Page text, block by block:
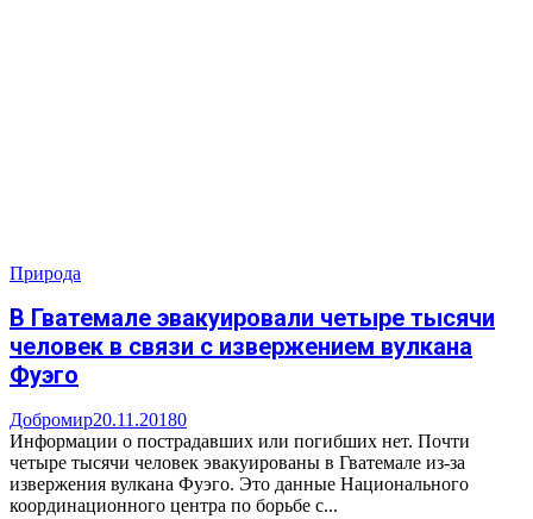
Природа
В Гватемале эвакуировали четыре тысячи
человек в связи с извержением вулкана
Фуэго
Добромир20.11.20180
Информации о пострадавших или погибших нет. Почти
четыре тысячи человек эвакуированы в Гватемале из-за
извержения вулкана Фуэго. Это данные Национального
координационного центра по борьбе с...